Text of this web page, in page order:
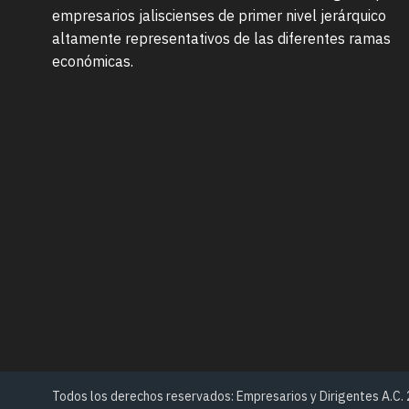
empresarios jaliscienses de primer nivel jerárquico
altamente representativos de las diferentes ramas
económicas.
Todos los derechos reservados: Empresarios y Dirigentes A.C.